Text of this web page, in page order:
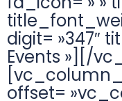
digit= »347″
Events »][/
offset=